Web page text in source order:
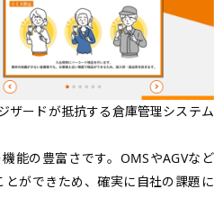
ザードが抵抗する倉庫管理システム
能の豊富さです。OMSやAGVなど
ができため、確実に自社の課題に